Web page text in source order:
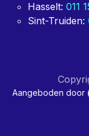
Hasselt: 011
Sint-Truiden:
Aangeboden door